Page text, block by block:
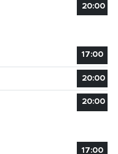
20:00
17:00
20:00
20:00
17:00